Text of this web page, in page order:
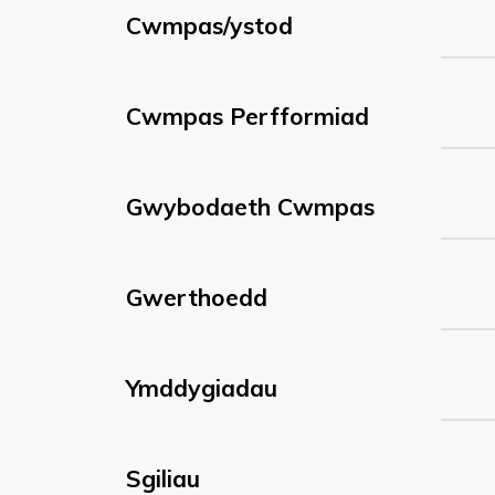
Cwmpas/ystod
Cwmpas Perfformiad
Gwybodaeth Cwmpas
Gwerthoedd
Ymddygiadau
Sgiliau